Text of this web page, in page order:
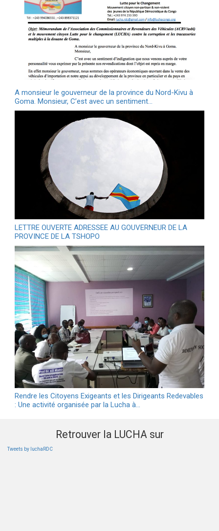
A monsieur le gouverneur de la province du Nord-Kivu à
Goma. Monsieur, C’est avec un sentiment…
LETTRE OUVERTE ADRESSEE AU GOUVERNEUR DE LA
PROVINCE DE LA TSHOPO
Rendre les Citoyens Exigeants et les Dirigeants Redevables
: Une activité organisée par la Lucha à…
Retrouver la LUCHA sur
Tweets by luchaRDC